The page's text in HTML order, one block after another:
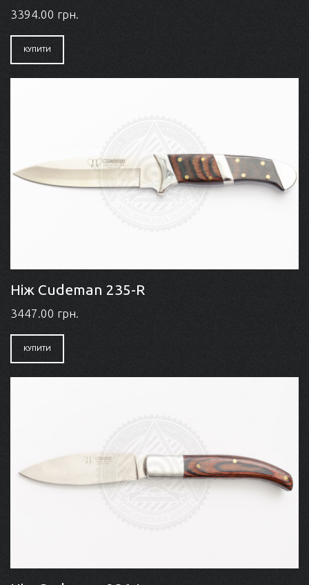
3394.00 грн.
КУПИТИ
Ніж Cudeman 235-R
3447.00 грн.
КУПИТИ